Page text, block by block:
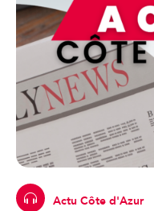
Actu Côte d'Azur